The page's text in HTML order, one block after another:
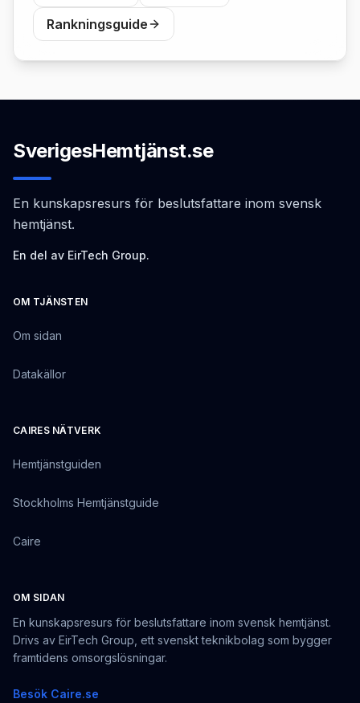
Rankningsguide
SverigesHemtjänst.se
En kunskapsresurs för beslutsfattare inom svensk
hemtjänst.
En del av EirTech Group.
OM TJÄNSTEN
Om sidan
Datakällor
CAIRES NÄTVERK
Hemtjänstguiden
Stockholms Hemtjänstguide
Caire
OM SIDAN
En kunskapsresurs för beslutsfattare inom svensk hemtjänst.
Drivs av EirTech Group, ett svenskt teknikbolag som bygger
framtidens omsorgslösningar.
Besök Caire.se